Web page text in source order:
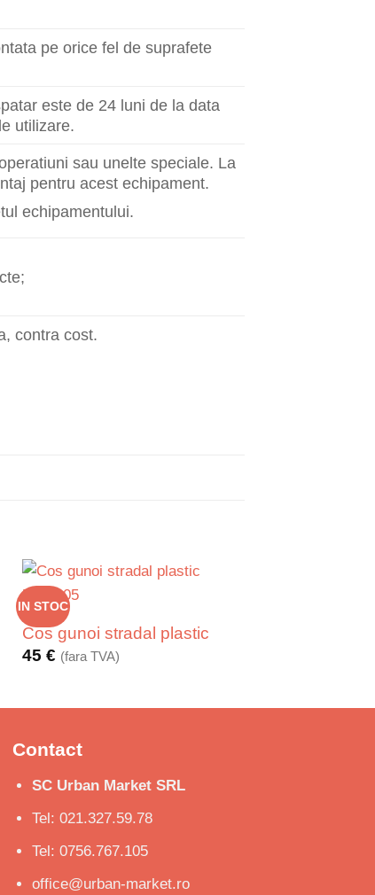
pe orice fel de suprafete
este de 24 luni de la data
utilizare.
sau unelte speciale. La
pentru acest echipament.
echipamentului.
contra cost.
IN STOC
Cos gunoi stradal plastic
45 € (fara TVA)
Contact
SC Urban Market SRL
Tel: 021.327.59.78
Tel: 0756.767.105
office@urban-market.ro